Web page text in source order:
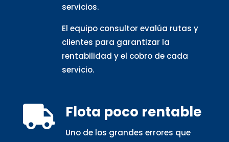
servicios.
El equipo consultor evalúa rutas y
clientes para garantizar la
rentabilidad y el cobro de cada
servicio.
 Flota poco rentable
Uno de los grandes errores que